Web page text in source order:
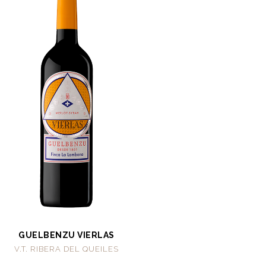
GUELBENZU VIERLAS
V.T. RIBERA DEL QUEILES